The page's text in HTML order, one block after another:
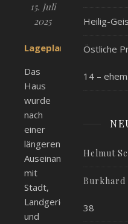
15. Juli
2025
Lageplan
Das
Haus
wurde
nach
einer
längeren
Auseinandersetzung
mit
Stadt,
Landgericht
und
Heilig-
Östliche
14 –
Helmut
Burkhard
38